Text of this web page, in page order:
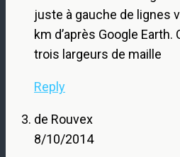
juste à gauche de lignes
km d’après Google
trois largeurs de maille
Reply
de Rouvex
8/10/2014